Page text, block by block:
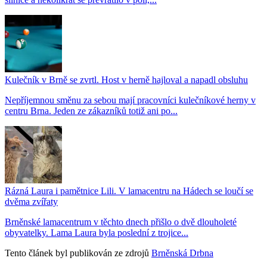
Kulečník v Brně se zvrtl. Host v herně hajloval a napadl obsluhu
Nepříjemnou směnu za sebou mají pracovníci kulečníkové herny v
centru Brna. Jeden ze zákazníků totiž ani po...
Rázná Laura i pamětnice Lili. V lamacentru na Hádech se loučí se
dvěma zvířaty
Brněnské lamacentrum v těchto dnech přišlo o dvě dlouholeté
obyvatelky. Lama Laura byla poslední z trojice...
Tento článek byl publikován ze zdrojů Brněnská Drbna